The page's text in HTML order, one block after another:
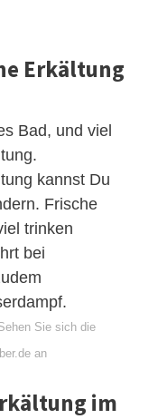
Erkältung
Bad, und viel
kannst Du
Frische
trinken
bei
Sie sich die
an
im